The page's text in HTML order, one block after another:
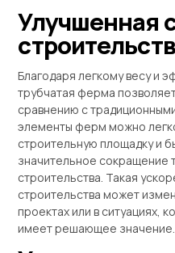
Улучшенная
Благодаря легкому весу и
трубчатая ферма
сравнению с
элементы ферм можно
строительную площадку и
значительное сокращение
строительства. Такая
строительства может
проектах или в ситуациях,
имеет решающее